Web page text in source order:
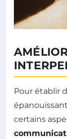
Pour établir
certains